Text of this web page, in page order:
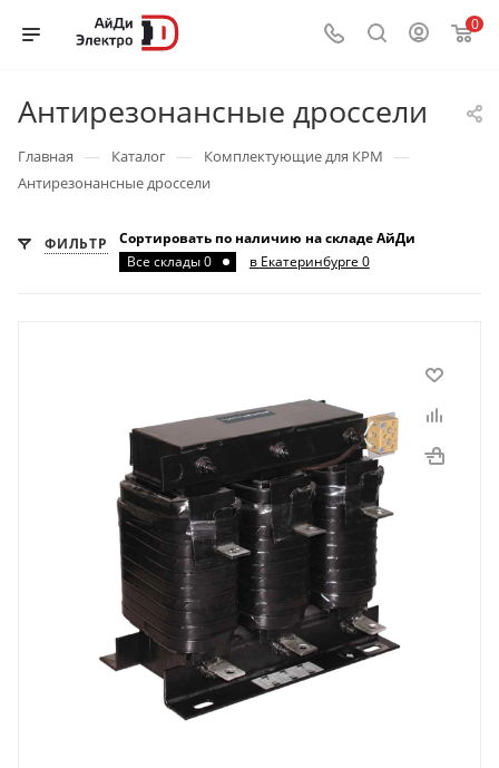
0
Антирезонансные дроссели
Главная — Каталог — Комплектующие для КРМ —
Антирезонансные дроссели
ФИЛЬТР
Сортировать по наличию на складе АйДи
Все склады 0
в Екатеринбурге 0